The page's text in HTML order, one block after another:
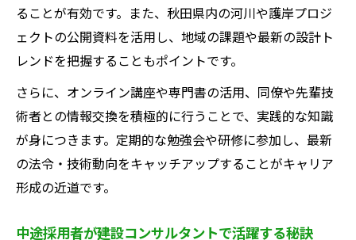
ることが有効です。また、秋田県内の河川や護岸プロジ
ェクトの公開資料を活用し、地域の課題や最新の設計ト
レンドを把握することもポイントです。
さらに、オンライン講座や専門書の活用、同僚や先輩技
術者との情報交換を積極的に行うことで、実践的な知識
が身につきます。定期的な勉強会や研修に参加し、最新
の法令・技術動向をキャッチアップすることがキャリア
形成の近道です。
中途採用者が建設コンサルタントで活躍する秘訣